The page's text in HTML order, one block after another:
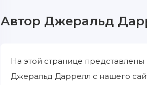
Автор Джеральд
На этой странице
Джеральд Даррелл с нашего